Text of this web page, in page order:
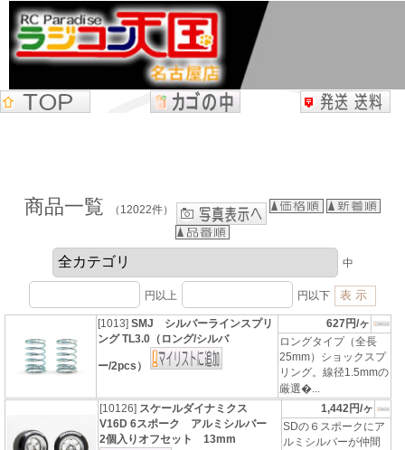
商品一覧 （12022件）
中
円以上 円以下
[1013]SMJ シルバーラインスプリ
ング TL3.0（ロング/シルバ
ー/2pcs）
627円/ヶ
ロングタイプ（全長
25mm）ショックスプ
リング。線径1.5mmの
厳選�...
[10126] スケールダイナミクス
V16D 6スポーク アルミシルバー
2個入りオフセット 13mm
1,442円/ヶ
SDの６スポークにア
ルミシルバーが仲間